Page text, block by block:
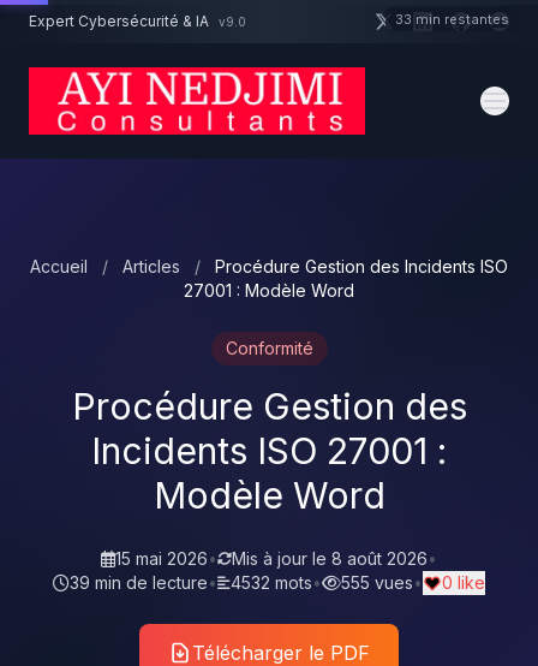
Aller au contenu principal
Expert Cybersécurité & IA v9.0
Accueil / Articles /
Procédure Gestion des Incidents ISO
27001 : Modèle Word
Conformité
Procédure Gestion des
Incidents ISO 27001 :
Modèle Word
15 mai 2026• Mis à jour le 8 août 2026•
39 min de lecture• 4532 mots• 555 vues• 0 like
Télécharger le PDF
Un projet cybersécurité ? 33 min restantes